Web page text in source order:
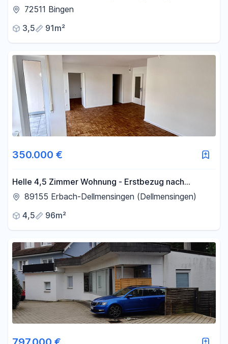
Auto-Lademöglichkeit
72511 Bingen
3,5
91m²
350.000 €
Helle 4,5 Zimmer Wohnung - Erstbezug nach
Sanierung - Top gepflegt
89155 Erbach-Dellmensingen (Dellmensingen)
4,5
96m²